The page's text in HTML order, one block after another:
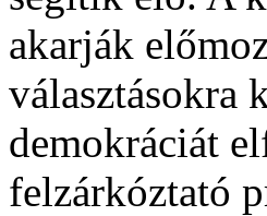
akarják
választásokra
demokráciát
felzárkóztató